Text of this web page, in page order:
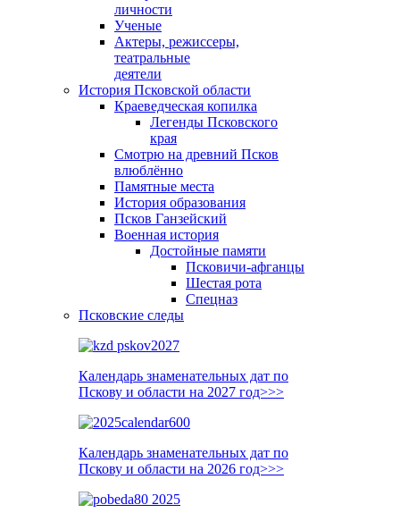
личности
Ученые
Актеры, режиссеры,
театральные
деятели
История Псковской области
Краеведческая копилка
Легенды Псковского
края
Смотрю на древний Псков
влюблённо
Памятные места
История образования
Псков Ганзейский
Военная история
Достойные памяти
Псковичи-афганцы
Шестая рота
Спецназ
Псковские следы
Календарь знаменательных дат по
Пскову и области на 2027 год>>>
Календарь знаменательных дат по
Пскову и области на 2026 год>>>